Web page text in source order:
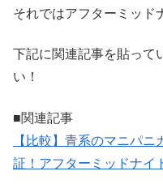
それではアフターミッド
下記に関連記事を貼って
い！
■関連記事
【比較】青系のマニパ
証！アフターミッドナイ